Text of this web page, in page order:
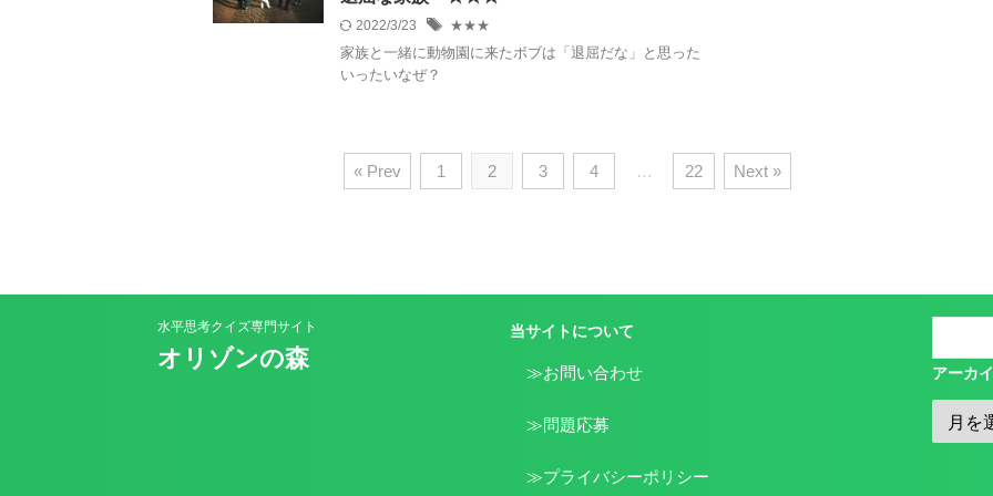
2022/3/23 ★★★
家族と一緒に動物園に来たボブは「退屈だな」と思った
いったいなぜ？
« Prev 1 2 3 4 … 22 Next »
当サイトについて
≫お問い合わせ
≫問題応募
≫プライバシーポリシー
アーカ
水平思考クイズ専門サイト
オリゾンの森